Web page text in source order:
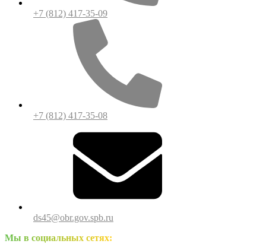
+7 (812) 417-35-09
+7 (812) 417-35-08
ds45@obr.gov.spb.ru
Мы в социальных сетях: